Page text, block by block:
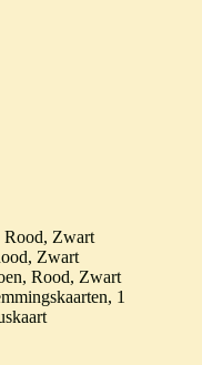
Rood, Zwart
Zwart
Rood, Zwart
1